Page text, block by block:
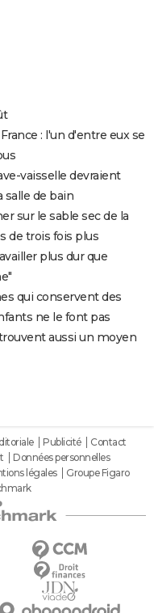
: l'un d'entre eux se
vaisselle devraient
salle de bain
sur le sable sec de la
de trois fois plus
plus dur que
qui conservent des
ne le font pas
aussi un moyen
Publicité
Contact
Données personnelles
légales
Groupe Figaro